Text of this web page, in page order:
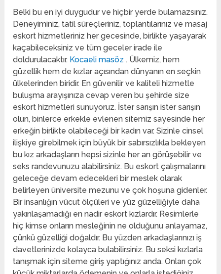
Belki bu en iyi duygudur ve hiçbir yerde bulamazsınız.
Deneyiminiz, tatil süreçleriniz, toplantılarınız ve masaj
eskort hizmetleriniz her gecesinde, birlikte yaşayarak
kaçabileceksiniz ve tüm geceler irade ile
doldurulacaktır. Kocaeli masöz. Ülkemiz, hem
güzellik hem de kızlar açısından dünyanın en seçkin
ülkelerinden biridir. En güvenilir ve kaliteli hizmetle
buluşma arayışınıza cevap veren bu şehirde size
eskort hizmetleri sunuyoruz. İster sarışın ister sarışın
olun, binlerce erkekle evlenen sitemiz sayesinde her
erkeğin birlikte olabileceği bir kadın var. Sizinle cinsel
ilişkiye girebilmek için büyük bir sabırsızlıkla bekleyen
bu kız arkadaşların hepsi sizinle her an görüşebilir ve
seks randevunuzu alabilirsiniz. Bu eskort çalışmalarını
geleceğe devam edecekleri bir meslek olarak
belirleyen üniversite mezunu ve çok hoşuna gidenler.
Bir insanlığın vücut ölçüleri ve yüz güzelliğiyle daha
yakınlaşamadığı en nadir eskort kızlardır. Resimlerle
hiç kimse onların mesleğinin ne olduğunu anlayamaz,
çünkü güzelliği doğaldır. Bu yüzden arkadaşlarınızı iş
davetlerinizde kolayca bulabilirsiniz. Bu seksi kızlarla
tanışmak için siteme giriş yaptığınız anda. Onları çok